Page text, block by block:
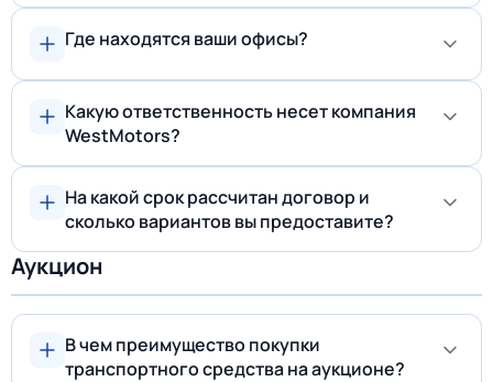
Где находятся ваши офисы?
Какую ответственность несет компания
WestMotors?
На какой срок рассчитан договор и
сколько вариантов вы предоставите?
Аукцион
В чем преимущество покупки
транспортного средства на аукционе?